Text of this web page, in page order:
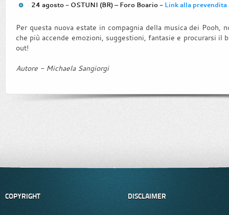
24 agosto - OSTUNI (BR) – Foro Boario - Link alla prevendita
Per questa nuova estate in compagnia della musica dei Pooh,
che più accende emozioni, suggestioni, fantasie e procurarsi
out!
Autore - Michaela Sangiorgi
COPYRIGHT DISCLAIMER